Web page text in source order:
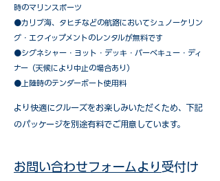
時のマリンスポーツ
●カリブ海、タヒチなどの航路においてシュノーケリン
グ・エクイップメントのレンタルが無料です
​●シグネシャー・ヨット・デッキ・バーベキュー・ディ
ナー（天候により中止の場合あり）
●上陸時のテンダーボート使用料
​より快適にクルーズをお楽しみいただくため、下記
のパッケージを別途有料でご用意しています。​
お問い合わせフォームより 受付け